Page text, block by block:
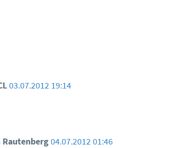
03.07.2012 19:14
Rautenberg04.07.2012 01:46